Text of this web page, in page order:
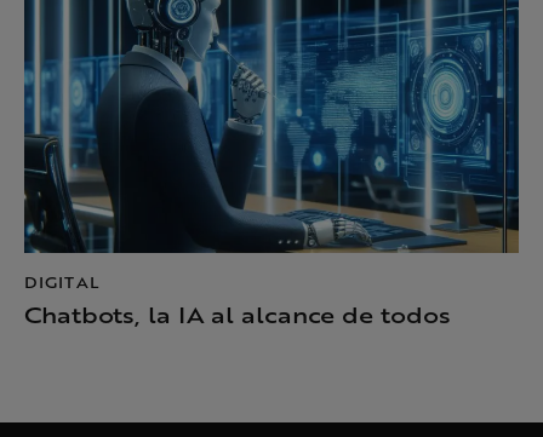
DIGITAL
Chatbots, la IA al alcance de todos